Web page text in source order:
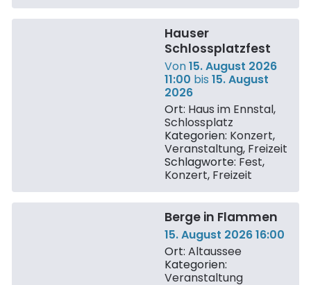
Hauser
Schlossplatzfest
Von15. August 2026
11:00 bis15. August
2026
Ort: Haus im Ennstal,
Schlossplatz
Kategorien: Konzert,
Veranstaltung, Freizeit
Schlagworte: Fest,
Konzert, Freizeit
Berge in Flammen
15. August 2026 16:00
Ort:Altaussee
Kategorien:
Veranstaltung